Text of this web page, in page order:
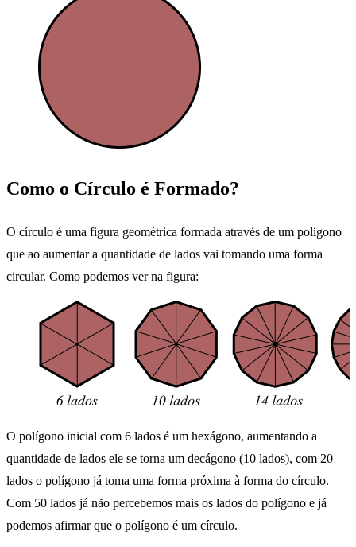
Como o Círculo é Formado?
O círculo é uma figura geométrica formada através de um polígono
que ao aumentar a quantidade de lados vai tomando uma forma
circular. Como podemos ver na figura:
O polígono inicial com 6 lados é um hexágono, aumentando a
quantidade de lados ele se torna um decágono (10 lados), com 20
lados o polígono já toma uma forma próxima à forma do círculo.
Com 50 lados já não percebemos mais os lados do polígono e já
podemos afirmar que o polígono é um círculo.